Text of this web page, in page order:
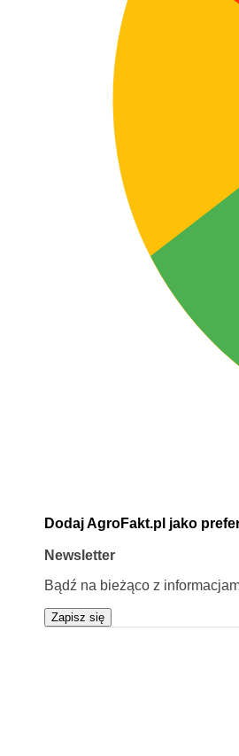
Dodaj AgroFakt.pl jako
Newsletter
Bądź na bieżąco z
Zapisz się